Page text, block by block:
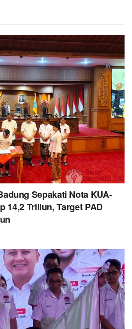
Sepakati Nota KUA-
14,2 Triliun, Target PAD